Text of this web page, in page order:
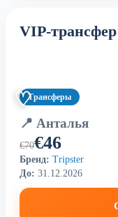
VIP-
♡Трансферы
📍 Анталья
€70€46
Бренд: Tripster
До: 31.12.2026